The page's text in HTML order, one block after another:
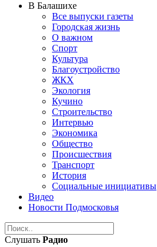
В Балашихе
Все выпуски газеты
Городская жизнь
О важном
Спорт
Культура
Благоустройство
ЖКХ
Экология
Кучино
Строительство
Интервью
Экономика
Общество
Происшествия
Транспорт
История
Социальные инициативы
Видео
Новости Подмосковья
Слушать Радио